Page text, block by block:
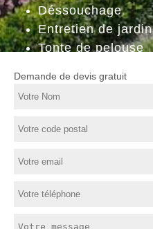
Déssouchage
Entretien de jardin
Tonte de pelouse
Demande de devis gratuit